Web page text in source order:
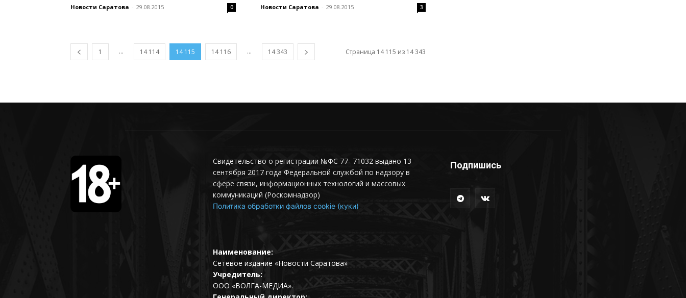
Новости Саратова - 29.08.2015 0 Новости Саратова - 29.08.2015 3
1 ... 14 114 14 115 14 116 ... 14 343 Страница 14 115 из 14 343
Свидетельство о регистрации №ФС 77- 71032 выдано 13
сентября 2017 года Федеральной службой по надзору в
сфере связи, информационных технологий и массовых
коммуникаций (Роскомнадзор)
Политика обработки файлов cookie (куки)
Наименование:
Сетевое издание «Новости Саратова»
Учредитель:
ООО «ВОЛГА-МЕДИА».
Подпишись